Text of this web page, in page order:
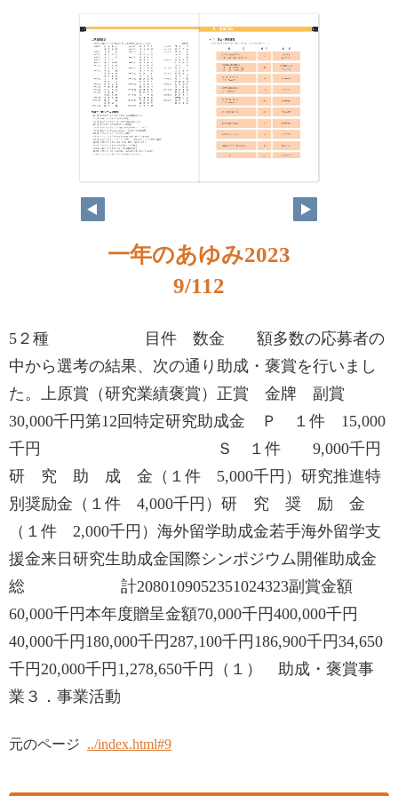
一年のあゆみ2023
9/112
5２種 目件 数金 額多数の応募者の
中から選考の結果、次の通り助成・褒賞を行いまし
た。上原賞（研究業績褒賞）正賞 金牌 副賞
30,000千円第12回特定研究助成金 Ｐ １件 15,000
千円 Ｓ １件 9,000千円
研 究 助 成 金（１件 5,000千円）研究推進特
別奨励金（１件 4,000千円）研 究 奨 励 金
（１件 2,000千円）海外留学助成金若手海外留学支
援金来日研究生助成金国際シンポジウム開催助成金
総 計2080109052351024323副賞金額
60,000千円本年度贈呈金額70,000千円400,000千円
40,000千円180,000千円287,100千円186,900千円34,650
千円20,000千円1,278,650千円（１） 助成・褒賞事
業３．事業活動
元のページ ../index.html#9